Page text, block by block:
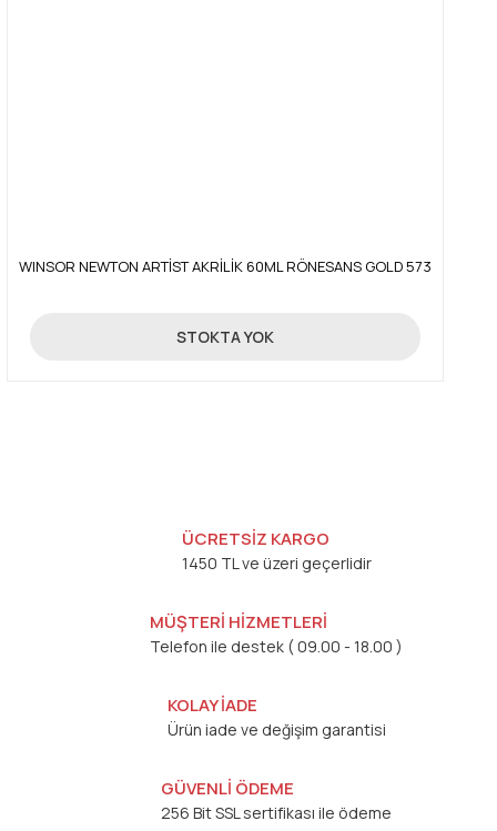
WINSOR NEWTON ARTİST AKRİLİK 60ML RÖNESANS GOLD 573
359,00 TL
STOKTA YOK
ÜCRETSİZ KARGO
1450 TL ve üzeri geçerlidir
MÜŞTERİ HİZMETLERİ
Telefon ile destek ( 09.00 - 18.00 )
KOLAY İADE
Ürün iade ve değişim garantisi
GÜVENLİ ÖDEME
256 Bit SSL sertifikası ile ödeme